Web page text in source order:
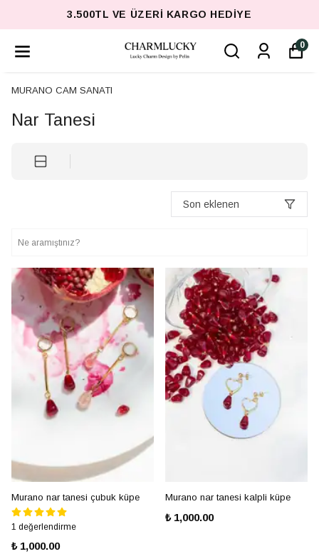
3.500TL VE ÜZERI KARGO HEDIYE
0
MURANO CAM SANATI
Nar Tanesi
Son eklenen
Murano nar tanesi çubuk küpe
1 değerlendirme
₺ 1,000.00
Murano nar tanesi kalpli küpe
₺ 1,000.00